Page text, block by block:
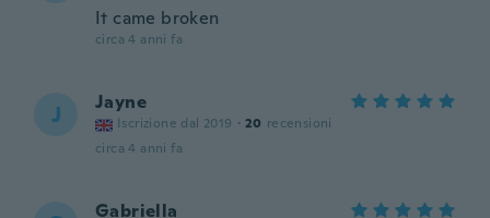
It came broken
circa 4 anni fa
J Jayne
Iscrizione dal 2019 · 20 recensioni
circa 4 anni fa
Gabriella